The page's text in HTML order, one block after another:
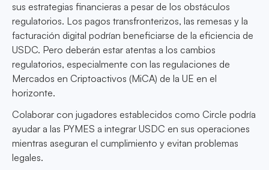
sus estrategias financieras a pesar de los obstáculos
regulatorios. Los pagos transfronterizos, las remesas y la
facturación digital podrían beneficiarse de la eficiencia de
USDC. Pero deberán estar atentas a los cambios
regulatorios, especialmente con las regulaciones de
Mercados en Criptoactivos (MiCA) de la UE en el
horizonte.
Colaborar con jugadores establecidos como Circle podría
ayudar a las PYMES a integrar USDC en sus operaciones
mientras aseguran el cumplimiento y evitan problemas
legales.